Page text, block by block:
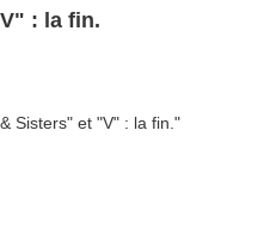
: la fin.